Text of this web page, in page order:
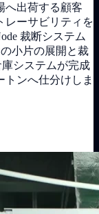
へ出荷する顧客
レーサビリティを
裁断システム
小片の展開と裁
システムが完成
ンへ仕分けしま